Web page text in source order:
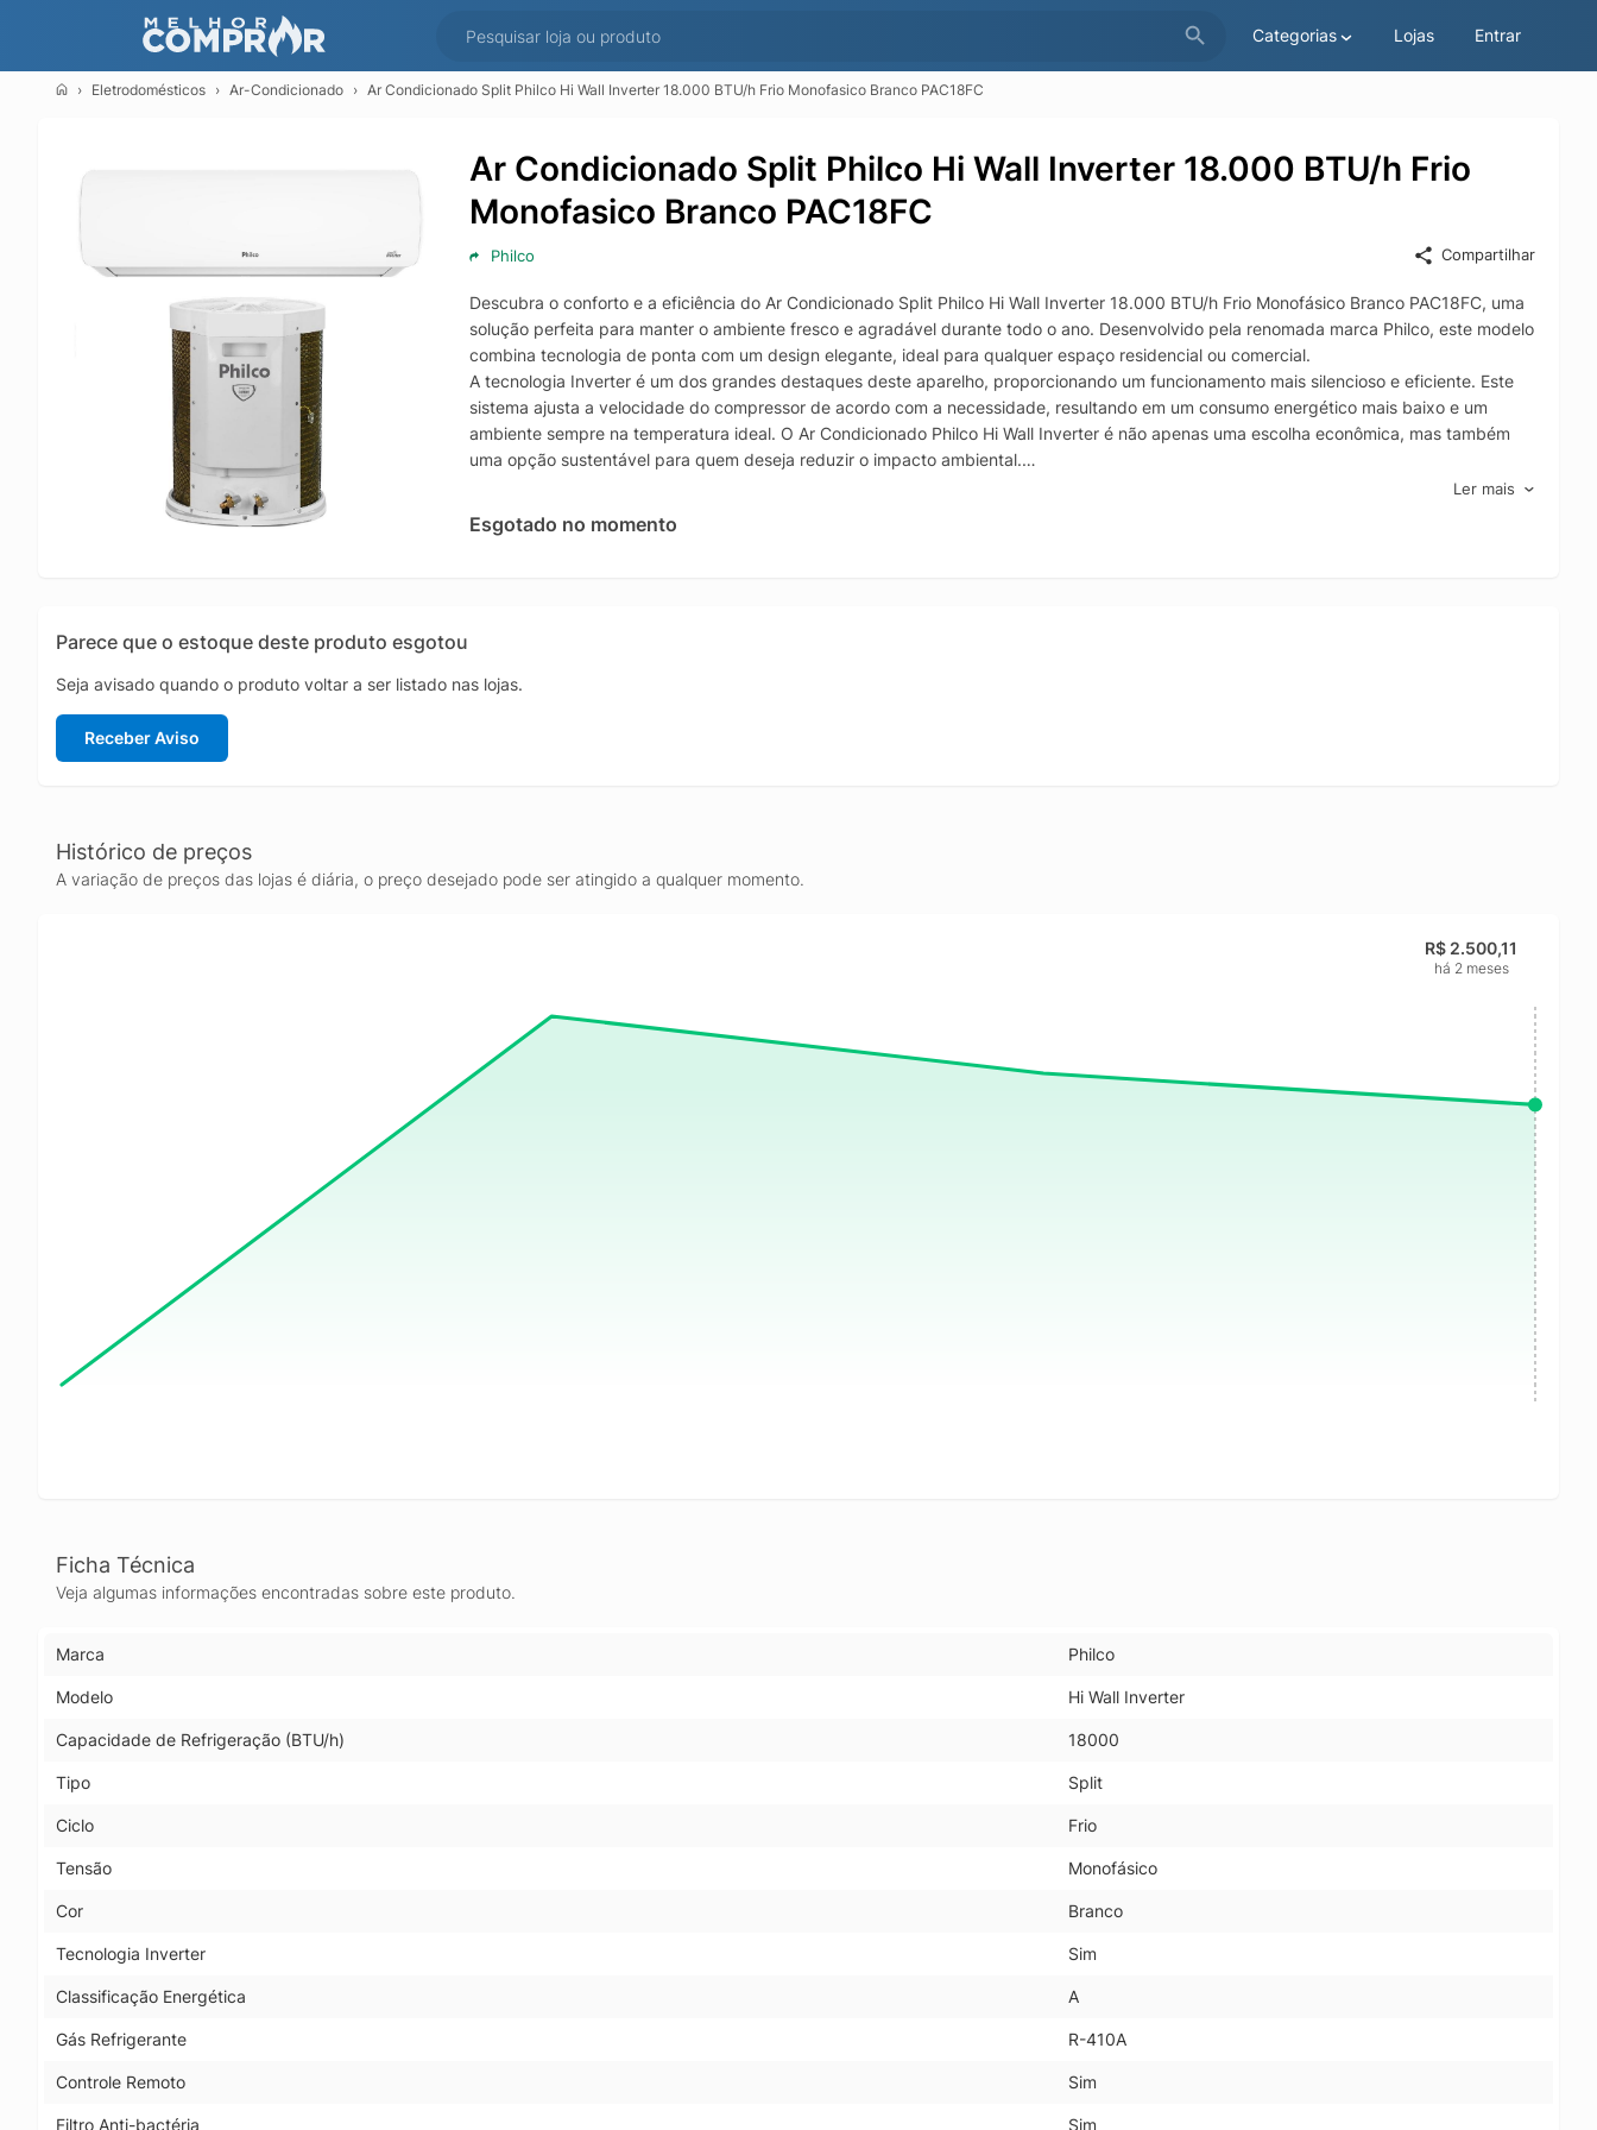
Categorias Lojas Entrar
Eletrodomésticos Ar-Condicionado Ar Condicionado Split Philco Hi Wall Inverter 18.000 BTU/h Frio Monofasico Branco PAC18FC
Ar Condicionado Split Philco Hi Wall Inverter 18.000 BTU/h Frio
Monofasico Branco PAC18FC
Philco Compartilhar
Descubra o conforto e a eficiência do Ar Condicionado Split Philco Hi Wall Inverter 18.000 BTU/h Frio Monofásico Branco PAC18FC, uma
solução perfeita para manter o ambiente fresco e agradável durante todo o ano. Desenvolvido pela renomada marca Philco, este modelo
combina tecnologia de ponta com um design elegante, ideal para qualquer espaço residencial ou comercial.
A tecnologia Inverter é um dos grandes destaques deste aparelho, proporcionando um funcionamento mais silencioso e eficiente. Este
sistema ajusta a velocidade do compressor de acordo com a necessidade, resultando em um consumo energético mais baixo e um
ambiente sempre na temperatura ideal. O Ar Condicionado Philco Hi Wall Inverter é não apenas uma escolha econômica, mas também
uma opção sustentável para quem deseja reduzir o impacto ambiental.
Além disso, o modelo Philco PAC18FC oferece um desempenho superior com sua capacidade de 18.000 BTU/h, garantindo um
resfriamento rápido e uniforme em espaços de médio a grande porte. Sua função de resfriamento é ideal para enfrentar os dias mais
quentes, proporcionando um alívio imediato do calor. O design moderno e discreto em branco complementa qualquer decoração,
Ler mais
Esgotado no momento
Parece que o estoque deste produto esgotou
Seja avisado quando o produto voltar a ser listado nas lojas.
Receber Aviso
Histórico de preços
A variação de preços das lojas é diária, o preço desejado pode ser atingido a qualquer momento.
R$ 2.500,11
há 2 meses
Ficha Técnica
Veja algumas informações encontradas sobre este produto.
Marca Philco
Modelo Hi Wall Inverter
Capacidade de Refrigeração (BTU/h) 18000
Tipo Split
Ciclo Frio
Tensão Monofásico
Cor Branco
Tecnologia Inverter Sim
Classificação Energética A
Gás Refrigerante R-410A
Controle Remoto Sim
Filtro Anti-bactéria Sim